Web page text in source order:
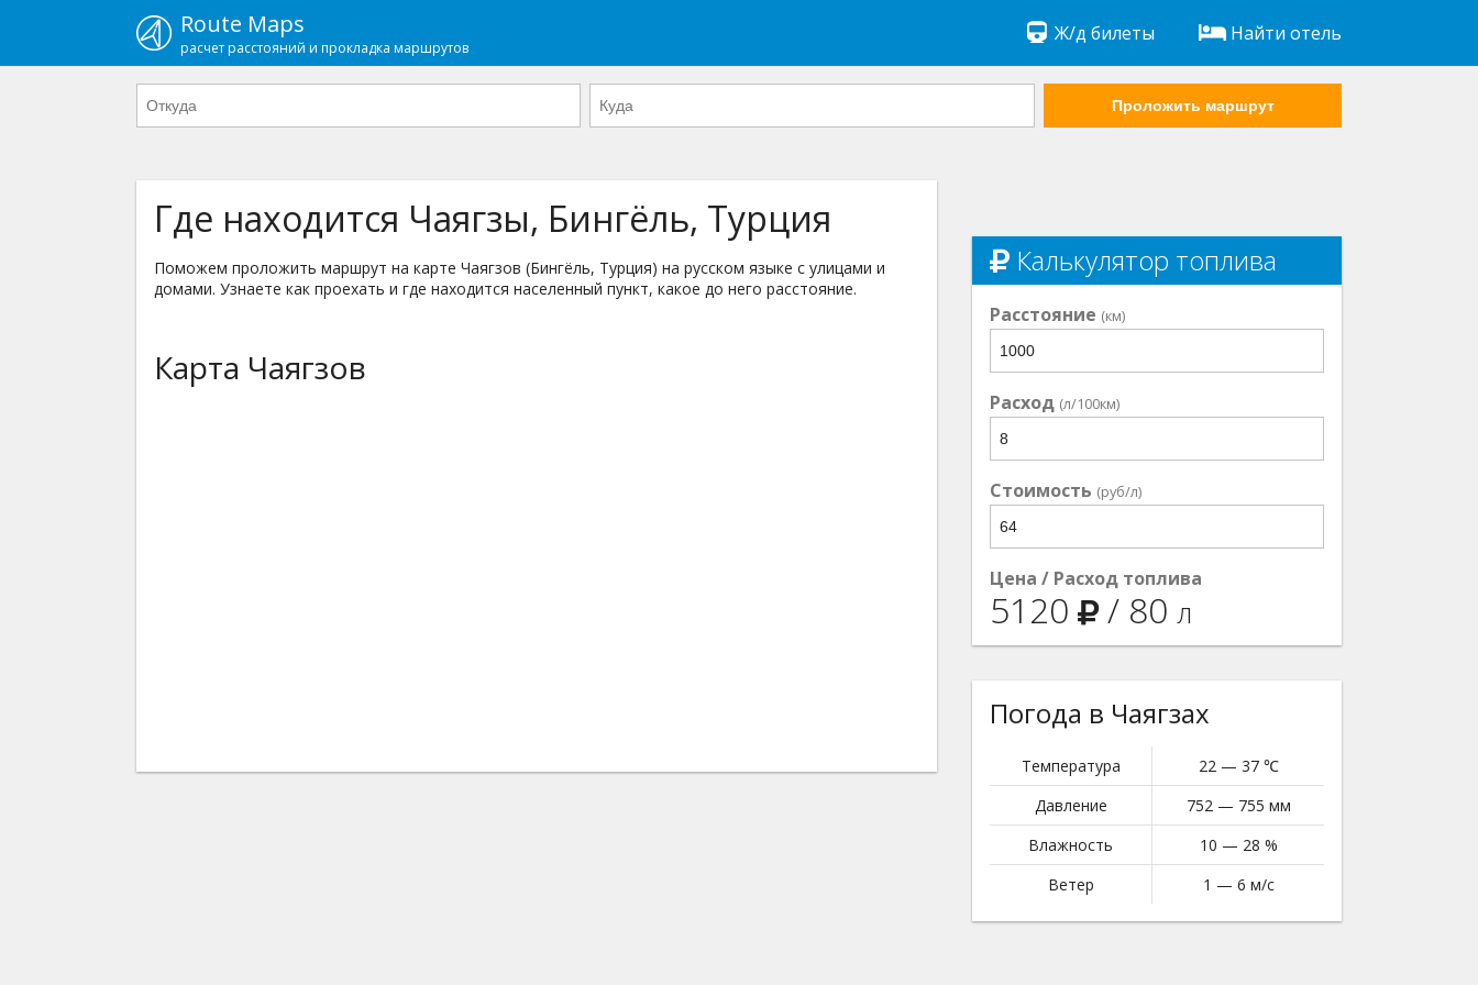
Route Maps
расчет расстояний и прокладка маршрутов
Ж/д билеты Найти отель
Проложить маршрут
Где находится Чаягзы, Бингёль, Турция
Поможем проложить маршрут на карте Чаягзов (Бингёль, Турция) на русском языке с улицами и
домами. Узнаете как проехать и где находится населенный пункт, какое до него расстояние.
Карта Чаягзов
Калькулятор топлива
Расстояние (км)
Расход (л/100км)
Стоимость (руб/л)
Цена / Расход топлива
5120 / 80 л
Погода в Чаягзах
Температура
22 — 37 ℃
Давление
752 — 755 мм
Влажность
10 — 28 %
Ветер
1 — 6 м/с